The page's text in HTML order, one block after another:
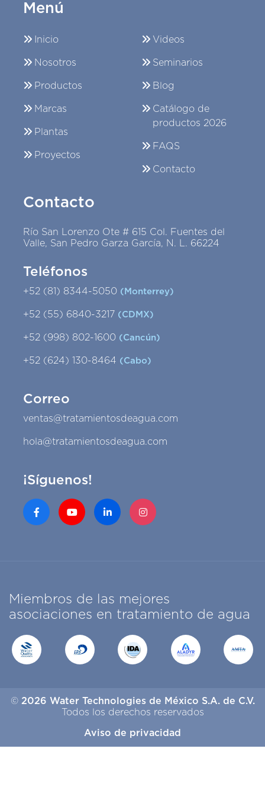
Menú
Inicio
Nosotros
Productos
Marcas
Plantas
Proyectos
Videos
Seminarios
Blog
Catálogo de
productos 2026
FAQS
Contacto
Contacto
Río San Lorenzo Ote # 615 Col. Fuentes del
Valle, San Pedro Garza García, N. L. 66224
Teléfonos
+52 (81) 8344-5050 (Monterrey)
+52 (55) 6840-3217 (CDMX)
+52 (998) 802-1600 (Cancún)
+52 (624) 130-8464 (Cabo)
Correo
ventas@tratamientosdeagua.com
hola@tratamientosdeagua.com
¡Síguenos!
Miembros de las mejores
asociaciones en tratamiento de agua
© 2026 Water Technologies de México S.A. de C.V.
Todos los derechos reservados
Aviso de privacidad